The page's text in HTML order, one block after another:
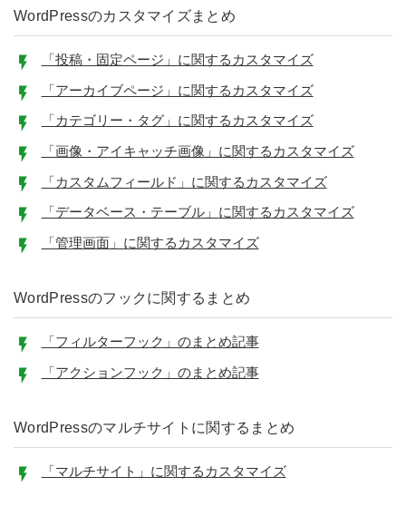
WordPressのカスタマイズまとめ
「投稿・固定ページ」に関するカスタマイズ
「アーカイブページ」に関するカスタマイズ
「カテゴリー・タグ」に関するカスタマイズ
「画像・アイキャッチ画像」に関するカスタマイズ
「カスタムフィールド」に関するカスタマイズ
「データベース・テーブル」に関するカスタマイズ
「管理画面」に関するカスタマイズ
WordPressのフックに関するまとめ
「フィルターフック」のまとめ記事
「アクションフック」のまとめ記事
WordPressのマルチサイトに関するまとめ
「マルチサイト」に関するカスタマイズ